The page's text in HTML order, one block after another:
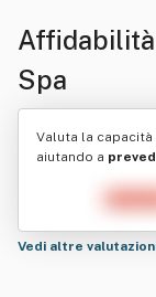
Spa
Valuta la capacità
aiutando a
Vedi altre